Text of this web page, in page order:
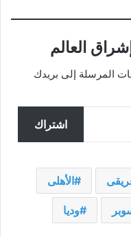
العالم
المرسلة إلى بريدك
اشتراك
الأهلى
وديا